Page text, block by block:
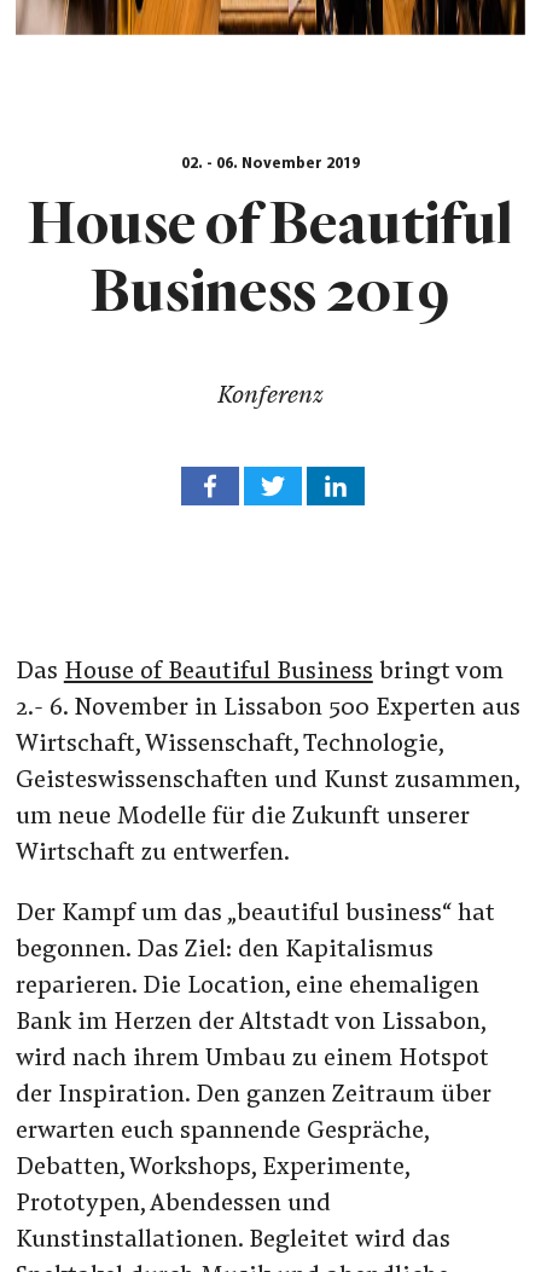
02. - 06. November 2019
House of Beautiful
Business 2019
Konferenz
Das House of Beautiful Business bringt vom
2.- 6. November in Lissabon 500 Experten aus
Wirtschaft, Wissenschaft, Technologie,
Geisteswissenschaften und Kunst zusammen,
um neue Modelle für die Zukunft unserer
Wirtschaft zu entwerfen.
Der Kampf um das „beautiful business“ hat
begonnen. Das Ziel: den Kapitalismus
reparieren. Die Location, eine ehemaligen
Bank im Herzen der Altstadt von Lissabon,
wird nach ihrem Umbau zu einem Hotspot
der Inspiration. Den ganzen Zeitraum über
erwarten euch spannende Gespräche,
Debatten, Workshops, Experimente,
Prototypen, Abendessen und
Kunstinstallationen. Begleitet wird das